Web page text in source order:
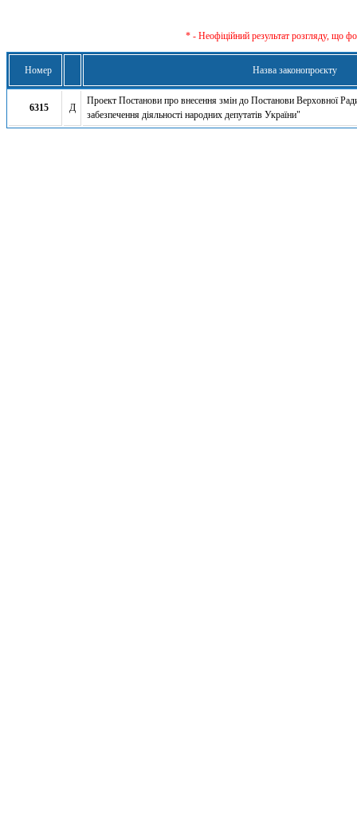
* - Неофіційний результат розгляду, що
Номер Назва законопроєкту
6315 Д
Проект Постанови про внесення змін до Постанови Верховної
забезпечення діяльності народних депутатів України"